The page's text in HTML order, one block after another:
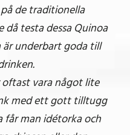
de traditionella
testa dessa Quinoa
är underbart goda till
vara något lite
med ett gott tilltugg
man idétorka och